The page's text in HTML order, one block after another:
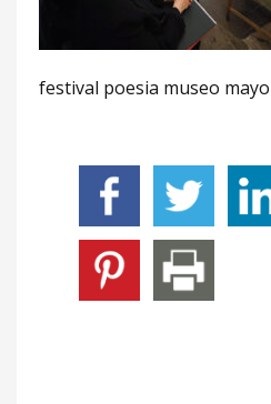
festival poesia museo mayo